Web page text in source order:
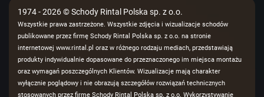
1974 - 2026 © Schody Rintal Polska sp. z o.o.
Wszystkie prawa zastrzeżone. Wszystkie zdjęcia i wizualizacje schodów
publikowane przez firmę Schody Rintal Polska sp. z o.o. na stronie
internetowej www.rintal.pl oraz w różnego rodzaju mediach, przedstawiają
produkty indywidualnie dopasowane do przeznaczonego im miejsca montażu
oraz wymagań poszczególnych Klientów. Wizualizacje mają charakter
wyłącznie poglądowy i nie obrazują szczegółów rozwiązań technicznych
stosowanych przez firmę Schody Rintal Polska sp. z o.o. Wykorzystywanie